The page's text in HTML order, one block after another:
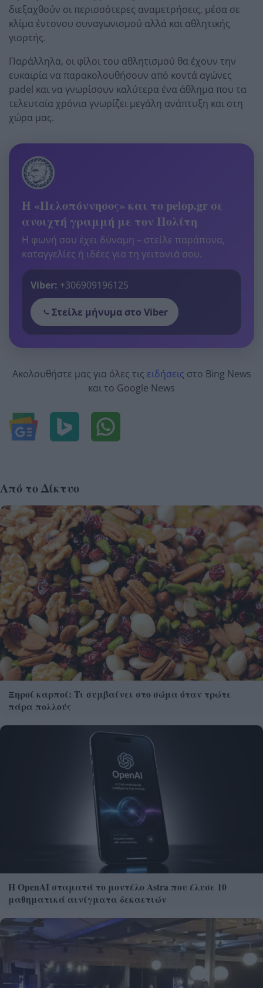
διεξαχθούν οι περισσότερες αναμετρήσεις, μέσα σε
κλίμα έντονου συναγωνισμού αλλά και αθλητικής
γιορτής.
Παράλληλα, οι φίλοι του αθλητισμού θα έχουν την
ευκαιρία να παρακολουθήσουν από κοντά αγώνες
padel και να γνωρίσουν καλύτερα ένα άθλημα που τα
τελευταία χρόνια γνωρίζει μεγάλη ανάπτυξη και στη
χώρα μας.
Η «Πελοπόννησος» και το pelop.gr σε
ανοιχτή γραμμή με τον Πολίτη
Η φωνή σου έχει δύναμη – στείλε παράπονα,
καταγγελίες ή ιδέες για τη γειτονιά σου.
Viber: +306909196125
Στείλε μήνυμα στο Viber
Ακολουθήστε μας για όλες τις ειδήσεις στο Bing News
και το Google News
Από το Δίκτυο
Ξηροί καρποί: Τι συμβαίνει στο σώμα όταν τρώτε
πάρα πολλούς
Η OpenAI σταματά το μοντέλο Astra που έλυσε 10
μαθηματικά αινίγματα δεκαετιών